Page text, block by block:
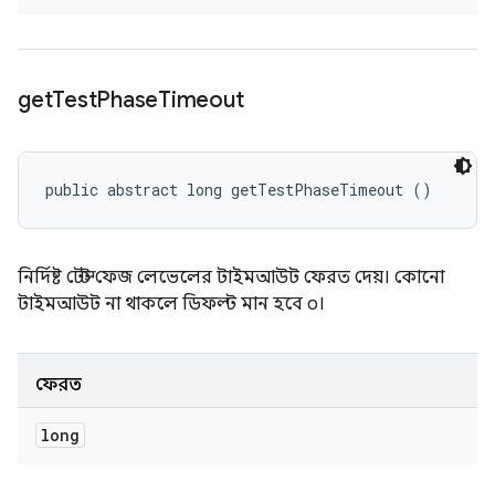
getTestPhaseTimeout
public abstract long getTestPhaseTimeout ()
নির্দিষ্ট টেস্ট ফেজ লেভেলের টাইমআউট ফেরত দেয়। কোনো
টাইমআউট না থাকলে ডিফল্ট মান হবে ০।
ফেরত
long